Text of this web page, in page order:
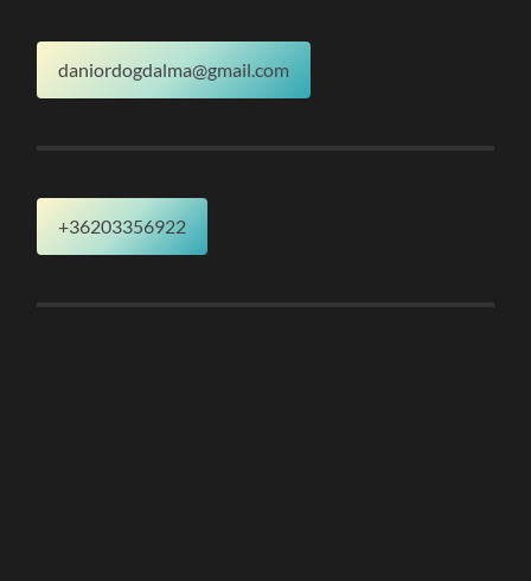
daniordogdalma@gmail.com
+36203356922